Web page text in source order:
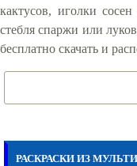
РАСКРАСКИ ИЗ
кактусов, иголки
стебля спаржи или
бесплатно скачать и